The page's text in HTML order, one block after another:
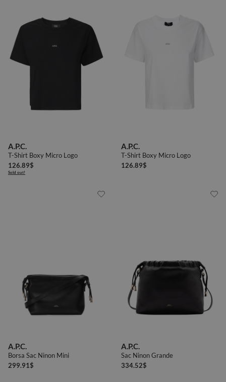
A.P.C.
T-Shirt Boxy Micro Logo
Sold out!
126.89$
A.P.C.
T-Shirt Boxy Micro Logo
126.89$
A.P.C.
Borsa Sac Ninon Mini
299.91$
A.P.C.
Sac Ninon Grande
334.52$